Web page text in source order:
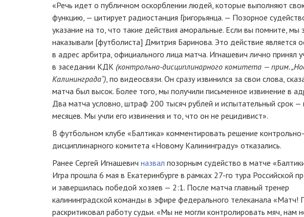
«Речь идет о публичном оскорблении людей, которые выполняют
функцию, — цитирует радиостанция Григорьянца. — Позорное
указание на то, что такие действия аморальные. Если вы помните, мы
наказывали [футболиста] Дмитрия Баринова. Это действие является
в адрес арбитра, официального лица матча. Игнашевич лично принял
в заседании КДК (контрольно-дисциплинарного комитета — прим.
Калининграда“), по видеосвязи. Он сразу извинился за свои слова,
матча был высок. Более того, мы получили письменное извинение в
Два матча условно, штраф 200 тысяч рублей и испытательный срок —
месяцев. Мы учли его извинения и то, что он не рецидивист».
В футбольном клубе «Балтика» комментировать решение контрольно-
дисциплинарного комитета «Новому Калининграду» отказались.
Ранее Сергей Игнашевич назвал позорным судейство в матче
Игра прошла 6 мая в Екатеринбурге в рамках 27-го тура Российской
и завершилась победой хозяев — 2:1. После матча главный тренер
калининградской команды в эфире федерального телеканала «Матч!
раскритиковал работу судьи. «Мы не могли контролировать мяч, нам